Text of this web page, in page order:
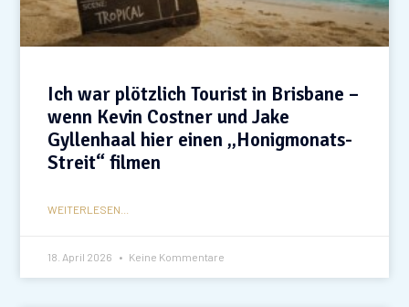
Ich war plötzlich Tourist in Brisbane –
wenn Kevin Costner und Jake
Gyllenhaal hier einen „Honigmonats-
Streit“ filmen
WEITERLESEN...
18. April 2026 Keine Kommentare